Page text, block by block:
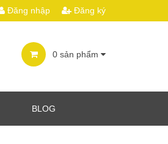
Đăng nhập Đăng ký
0 sản phẩm
BLOG